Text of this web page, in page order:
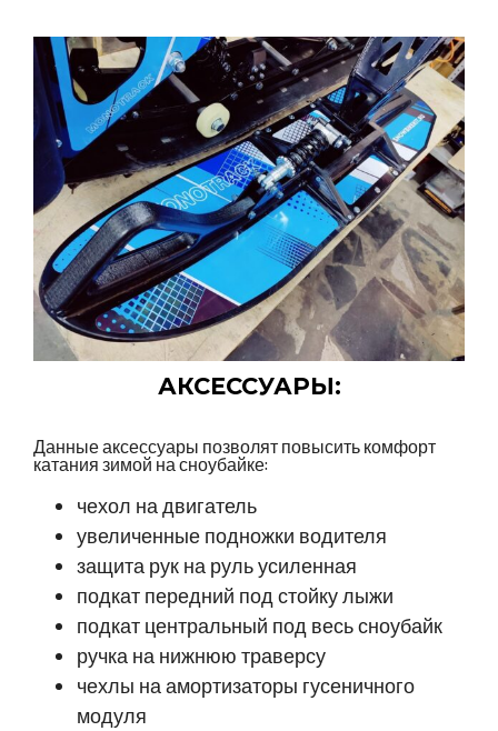
АКСЕССУАРЫ:
Данные аксессуары позволят повысить комфорт
катания зимой на сноубайке:
чехол на двигатель
увеличенные подножки водителя
защита рук на руль усиленная
подкат передний под стойку лыжи
подкат центральный под весь сноубайк
ручка на нижнюю траверсу
чехлы на амортизаторы гусеничного
модуля